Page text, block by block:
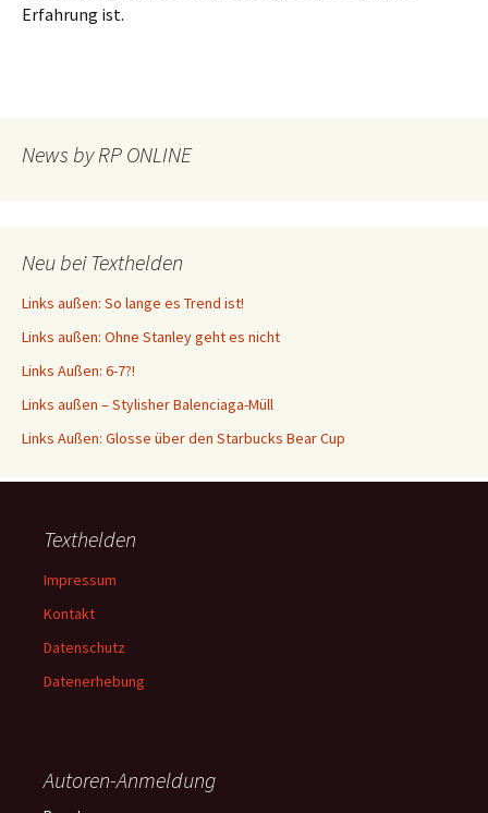
Erfahrung ist.
News by RP ONLINE
Neu bei Texthelden
Links außen: So lange es Trend ist!
Links außen: Ohne Stanley geht es nicht
Links Außen: 6-7?!
Links außen – Stylisher Balenciaga-Müll
Links Außen: Glosse über den Starbucks Bear Cup
Texthelden
Impressum
Kontakt
Datenschutz
Datenerhebung
Autoren-Anmeldung